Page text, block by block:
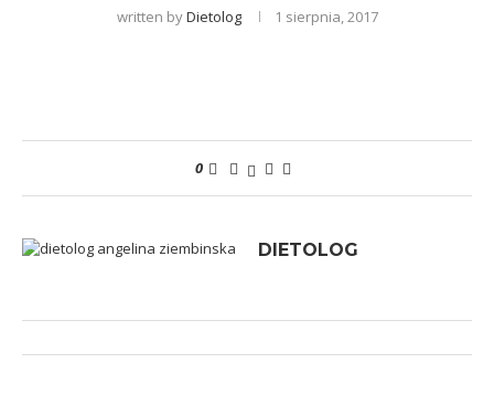
written byDietolog 1 sierpnia, 2017
0
DIETOLOG